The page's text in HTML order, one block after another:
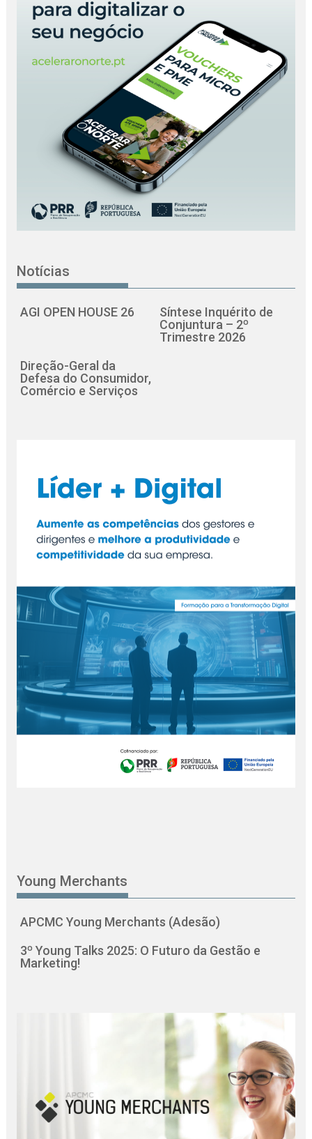
Notícias
AGI OPEN HOUSE 26
Síntese Inquérito de
Conjuntura – 2º
Trimestre 2026
Direção-Geral da
Defesa do Consumidor,
Comércio e Serviços
Young Merchants
APCMC Young Merchants (Adesão)
3º Young Talks 2025: O Futuro da Gestão e
Marketing!